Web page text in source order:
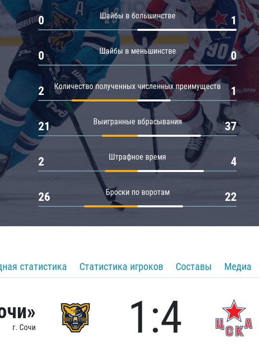
Амур
Барыс
Салават Юлаев
Шайбы в большинстве
0 1
Шайбы в меньшинстве
0 0
Количество полученных численных преимуществ
2 1
Выигранные вбрасывания
21 37
Штрафное время
2 4
Броски по воротам
26 22
статистика Статистика игроков Составы Медиа
г. Сочи 1:4